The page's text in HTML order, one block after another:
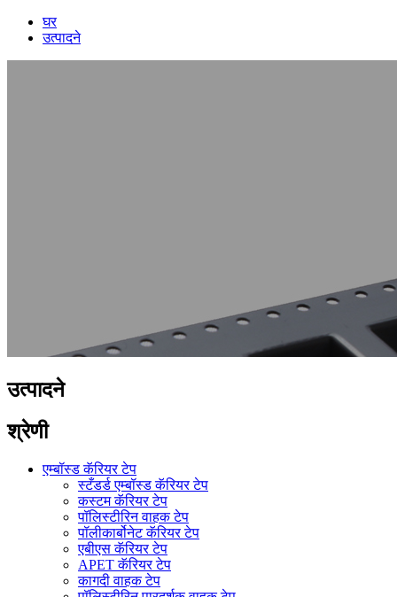
घर
उत्पादने
उत्पादने
श्रेणी
एम्बॉस्ड कॅरियर टेप
स्टँडर्ड एम्बॉस्ड कॅरियर टेप
कस्टम कॅरियर टेप
पॉलिस्टीरिन वाहक टेप
पॉलीकार्बोनेट कॅरियर टेप
एबीएस कॅरियर टेप
APET कॅरियर टेप
कागदी वाहक टेप